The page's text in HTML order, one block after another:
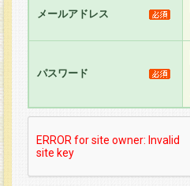
メールアドレス
パスワード